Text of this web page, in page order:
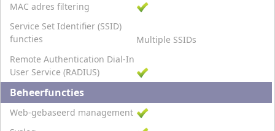
MAC adres filtering
Service Set Identifier (SSID)
functies
Multiple SSIDs
Remote Authentication Dial-In
User Service (RADIUS)
Beheerfuncties
Web-gebaseerd management